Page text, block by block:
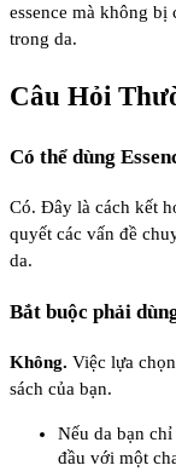
essence mà không bị
trong da.
Câu Hỏi
Có thể dùng
Có. Đây là cách kết
quyết các vấn đề
da.
Bắt buộc phải
Không. Việc lựa
sách của bạn.
Nếu da bạn
đầu với một